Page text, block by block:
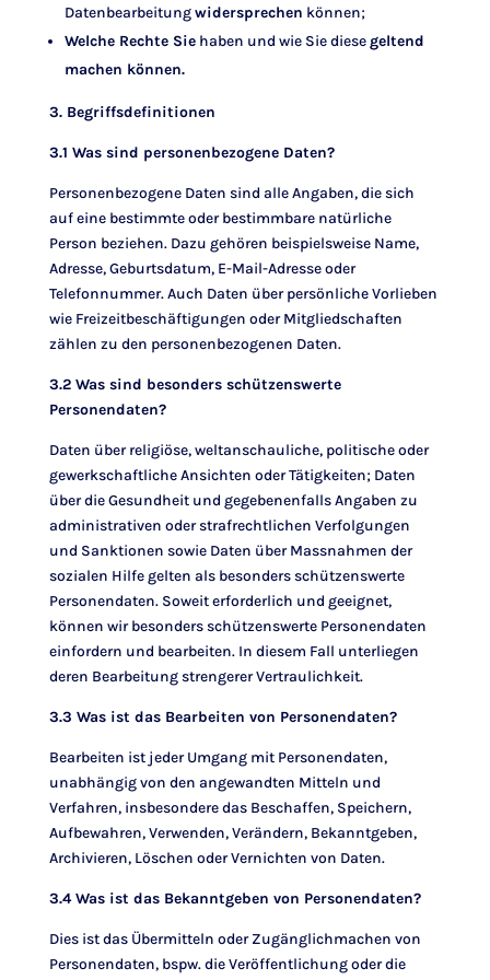
Datenbearbeitungwidersprechen können;
Welche Rechte Siehaben und wie Sie diesegeltend
machen können.
3. Begriffsdefinitionen
3.1 Was sind personenbezogene Daten?
Personenbezogene Daten sind alle Angaben, die sich
auf eine bestimmte oder bestimmbare natürliche
Person beziehen. Dazu gehören beispielsweise Name,
Adresse, Geburtsdatum, E-Mail-Adresse oder
Telefonnummer. Auch Daten über persönliche Vorlieben
wie Freizeitbeschäftigungen oder Mitgliedschaften
zählen zu den personenbezogenen Daten.
3.2 Was sind besonders schützenswerte
Personendaten?
Daten über religiöse, weltanschauliche, politische oder
gewerkschaftliche Ansichten oder Tätigkeiten; Daten
über die Gesundheit und gegebenenfalls Angaben zu
administrativen oder strafrechtlichen Verfolgungen
und Sanktionen sowie Daten über Massnahmen der
sozialen Hilfe gelten als besonders schützenswerte
Personendaten. Soweit erforderlich und geeignet,
können wir besonders schützenswerte Personendaten
einfordern und bearbeiten. In diesem Fall unterliegen
deren Bearbeitung strengerer Vertraulichkeit.
3.3 Was ist das Bearbeiten von Personendaten?
Bearbeiten ist jeder Umgang mit Personendaten,
unabhängig von den angewandten Mitteln und
Verfahren, insbesondere das Beschaffen, Speichern,
Aufbewahren, Verwenden, Verändern, Bekanntgeben,
Archivieren, Löschen oder Vernichten von Daten.
3.4 Was ist das Bekanntgeben von Personendaten?
Dies ist das Übermitteln oder Zugänglichmachen von
Personendaten, bspw. die Veröffentlichung oder die